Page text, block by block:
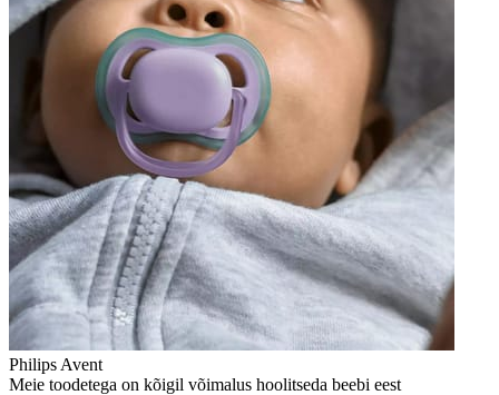
Philips Avent
Meie toodetega on kõigil võimalus hoolitseda beebi eest